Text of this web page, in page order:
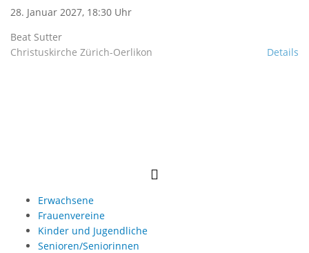
28. Januar 2027, 18:30 Uhr
Beat Sutter
Christuskirche Zürich-Oerlikon
Details
Erwachsene
Frauenvereine
Kinder und Jugendliche
Senioren/Seniorinnen